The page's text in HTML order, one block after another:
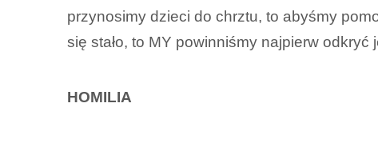
przynosimy dzieci do chrztu, to abyśmy
się stało, to MY powinniśmy najpierw
HOMILIA